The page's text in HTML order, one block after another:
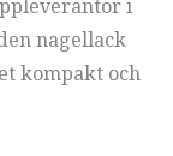
i
nagellack
kompakt och